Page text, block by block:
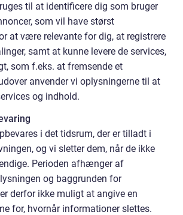
til at identificere dig som bruger
som vil have størst
at være relevante for dig, at registrere
samt at kunne levere de services,
som f.eks. at fremsende et
anvender vi oplysningerne til at
og indhold.
i det tidsrum, der er tilladt i
og vi sletter dem, når de ikke
Perioden afhænger af
og baggrunden for
derfor ikke muligt at angive en
for, hvornår informationer slettes.